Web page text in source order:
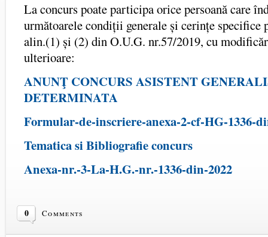
La concurs poate participa orice persoană care
următoarele condiții generale și cerințe specifice
alin.(1) și (2) din O.U.G. nr.57/2019, cu
ulterioare:
ANUNŢ CONCURS ASISTENT
DETERMINATA
Formular-de-inscriere-anexa-2-cf-HG-1336-
Tematica si Bibliografie concurs
Anexa-nr.-3-La-H.G.-nr.-1336-din-2022
0 Comments